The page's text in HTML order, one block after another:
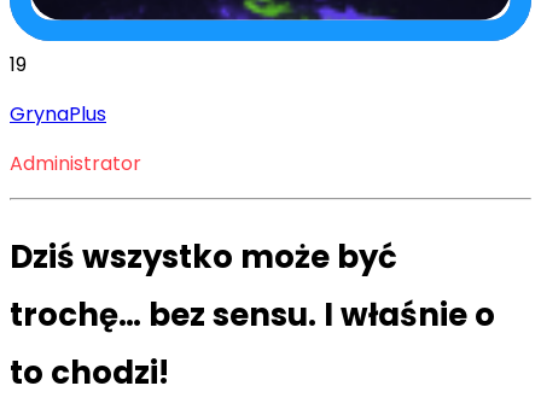
19
GrynaPlus
Administrator
Dziś wszystko może być
trochę… bez sensu. I właśnie o
to chodzi!